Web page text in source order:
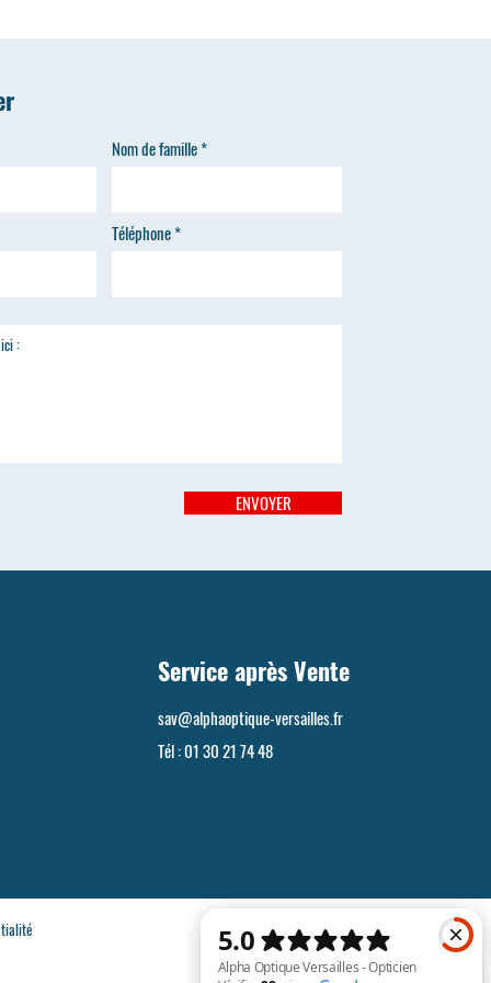
Nom de famille
Téléphone
ENVOYER
Service après Vente
sav@alphaoptique-versailles.fr
Tél :01 30 21 74 48